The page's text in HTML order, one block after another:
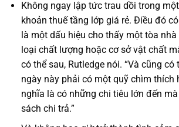
Không ngay lập tức trau dồi trong
khoản thuế tầng lớp giá rẻ. Điều đó
là một dấu hiệu cho thấy một tòa
loại chất lượng hoặc cơ sở vật chất
có thể sau, Rutledge nói. “Và cũng có
ngày này phải có một quỹ chìm thích
nghĩa là có những chi tiêu lớn đến
sách chi trả.”